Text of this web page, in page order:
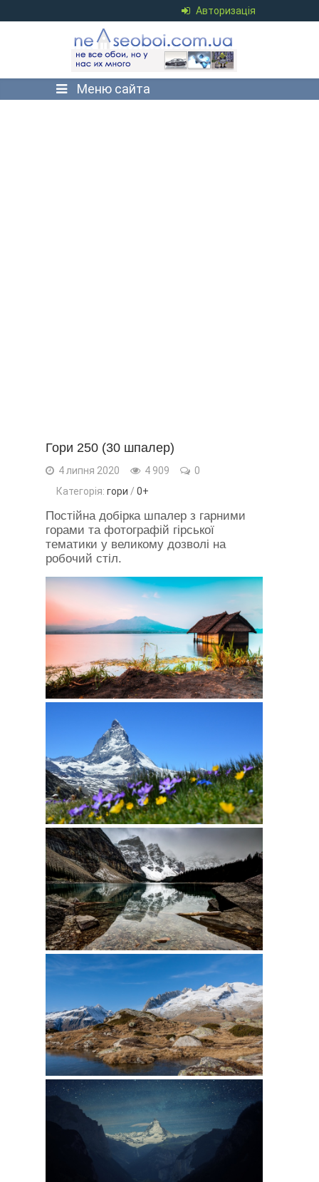
Авторизація
Меню сайта
Гори 250 (30 шпалер)
4 липня 2020 4 909
0
Категорія: гори / 0+
Постійна добірка шпалер з гарними
горами та фотографій гірської
тематики у великому дозволі на
робочий стіл.